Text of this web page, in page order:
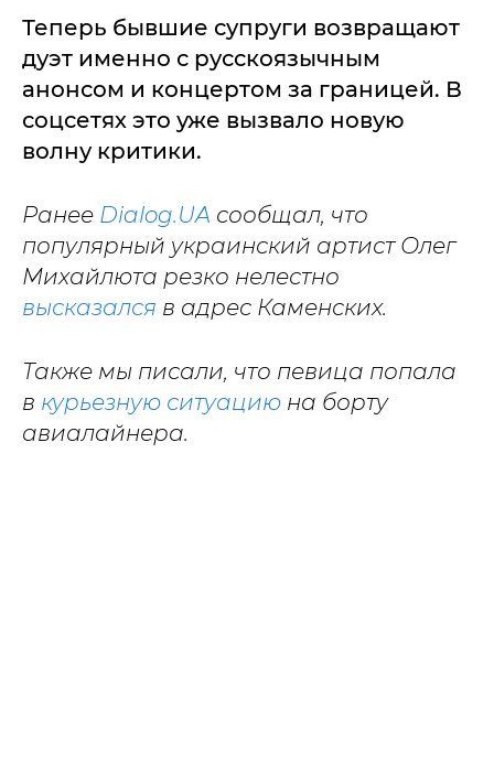
Теперь бывшие супруги возвращают
дуэт именно с русскоязычным
анонсом и концертом за границей. В
соцсетях это уже вызвало новую
волну критики.
Ранее Dialog.UA сообщал, что
популярный украинский артист Олег
Михайлюта резко нелестно
высказался в адрес Каменских.
Также мы писали, что певица попала
в курьезную ситуацию на борту
авиалайнера.